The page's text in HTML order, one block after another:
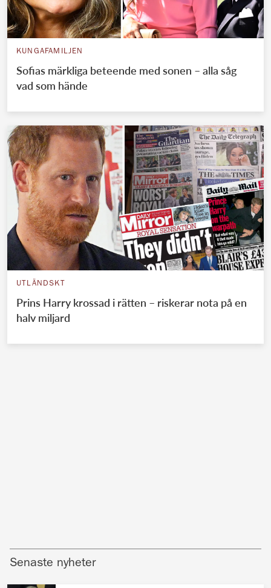
KUNGAFAMILJEN
Sofias märkliga beteende med sonen – alla såg
vad som hände
UTLÄNDSKT
Prins Harry krossad i rätten – riskerar nota på en
halv miljard
Senaste nyheter